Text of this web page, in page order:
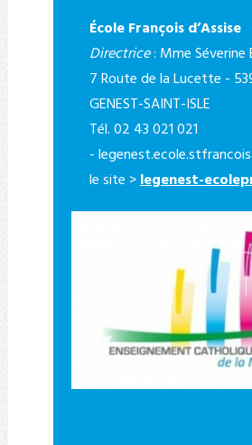
École François d’Assise
Directrice: Mme Séverine
7 Route de la Lucette -
GENEST-SAINT-ISLE
Tél. 02 43 021 021
-
le site >legenest-